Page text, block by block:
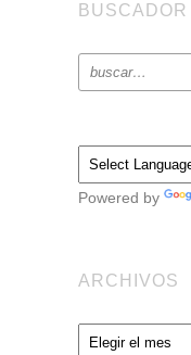
BUSCADOR
Powered by
ARCHIVOS
Archivos